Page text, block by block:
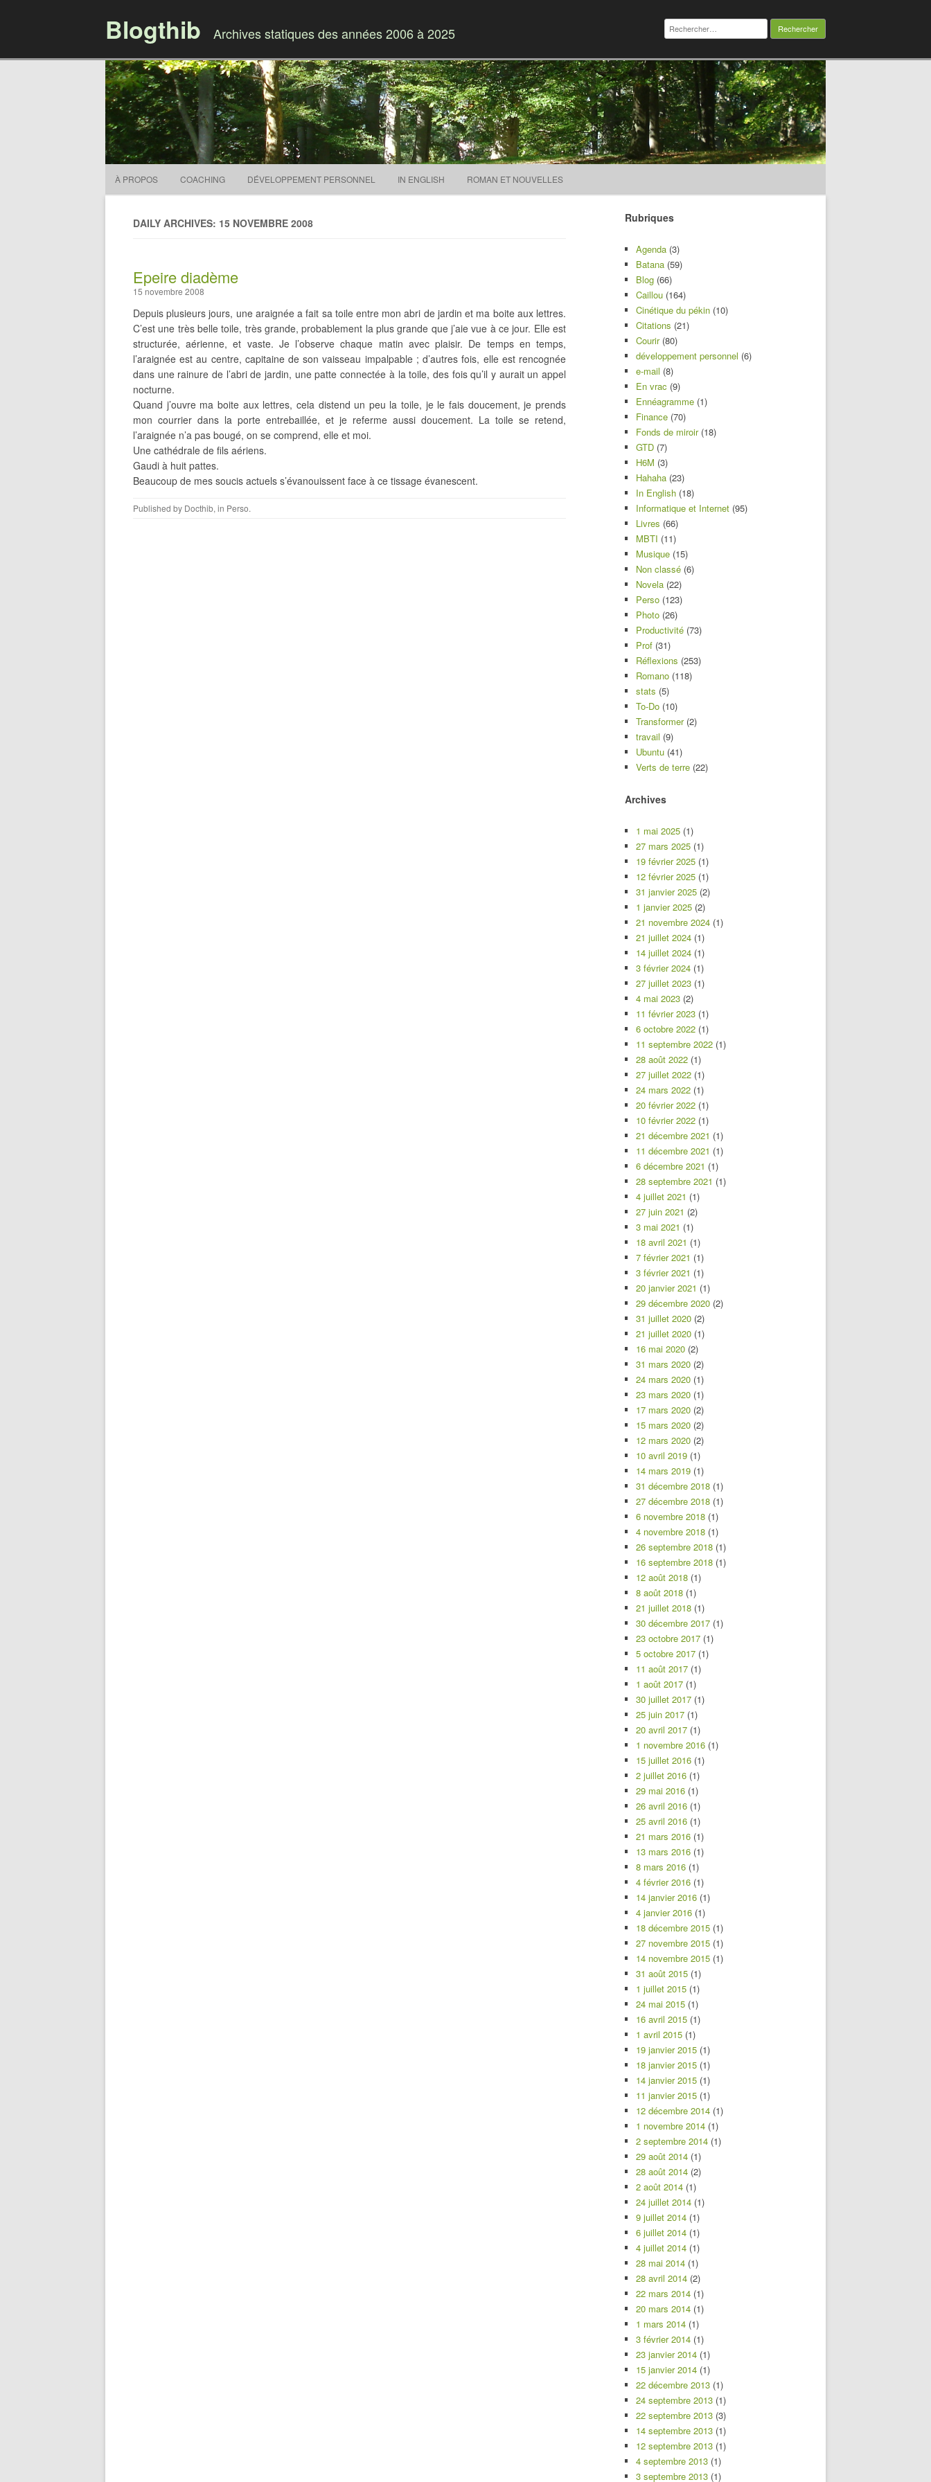
Blogthib Archives statiques des années 2006 à 2025
Rechercher :
À PROPOS COACHING DÉVELOPPEMENT PERSONNEL IN ENGLISH ROMAN ET NOUVELLES
DAILY ARCHIVES: 15 NOVEMBRE 2008
Epeire diadème
15 novembre 2008
Depuis plusieurs jours, une araignée a fait sa toile entre mon abri de jardin et ma boite aux lettres.
C’est une très belle toile, très grande, probablement la plus grande que j’aie vue à ce jour. Elle est
structurée, aérienne, et vaste. Je l’observe chaque matin avec plaisir. De temps en temps,
l’araignée est au centre, capitaine de son vaisseau impalpable ; d’autres fois, elle est rencognée
dans une rainure de l’abri de jardin, une patte connectée à la toile, des fois qu’il y aurait un appel
nocturne.
Quand j’ouvre ma boite aux lettres, cela distend un peu la toile, je le fais doucement, je prends
mon courrier dans la porte entrebaillée, et je referme aussi doucement. La toile se retend,
l’araignée n’a pas bougé, on se comprend, elle et moi.
Une cathédrale de fils aériens.
Gaudi à huit pattes.
Beaucoup de mes soucis actuels s’évanouissent face à ce tissage évanescent.
Published by Docthib, in Perso.
Rubriques
Agenda (3)
Batana (59)
Blog (66)
Caillou (164)
Cinétique du pékin (10)
Citations (21)
Courir(80)
développement personnel (6)
e-mail (8)
En vrac (9)
Ennéagramme (1)
Finance (70)
Fonds de miroir(18)
GTD (7)
H6M (3)
Hahaha (23)
In English (18)
Informatique et Internet (95)
Livres (66)
MBTI (11)
Musique (15)
Non classé (6)
Novela (22)
Perso (123)
Photo (26)
Productivité (73)
Prof (31)
Réflexions (253)
Romano (118)
stats (5)
To-Do (10)
Transformer(2)
travail (9)
Ubuntu (41)
Verts de terre (22)
Archives
1 mai 2025 (1)
27 mars 2025 (1)
19 février 2025 (1)
12 février 2025 (1)
31 janvier 2025 (2)
1 janvier 2025 (2)
21 novembre 2024 (1)
21 juillet 2024 (1)
14 juillet 2024 (1)
3 février 2024 (1)
27 juillet 2023 (1)
4 mai 2023 (2)
11 février 2023 (1)
6 octobre 2022 (1)
11 septembre 2022 (1)
28 août 2022 (1)
27 juillet 2022 (1)
24 mars 2022 (1)
20 février 2022 (1)
10 février 2022 (1)
21 décembre 2021 (1)
11 décembre 2021 (1)
6 décembre 2021 (1)
28 septembre 2021 (1)
4 juillet 2021 (1)
27 juin 2021 (2)
3 mai 2021 (1)
18 avril 2021 (1)
7 février 2021 (1)
3 février 2021 (1)
20 janvier 2021 (1)
29 décembre 2020 (2)
31 juillet 2020 (2)
21 juillet 2020 (1)
16 mai 2020 (2)
31 mars 2020 (2)
24 mars 2020 (1)
23 mars 2020 (1)
17 mars 2020 (2)
15 mars 2020 (2)
12 mars 2020 (2)
10 avril 2019 (1)
14 mars 2019 (1)
31 décembre 2018 (1)
27 décembre 2018 (1)
6 novembre 2018 (1)
4 novembre 2018 (1)
26 septembre 2018 (1)
16 septembre 2018 (1)
12 août 2018 (1)
8 août 2018 (1)
21 juillet 2018 (1)
30 décembre 2017 (1)
23 octobre 2017 (1)
5 octobre 2017 (1)
11 août 2017 (1)
1 août 2017 (1)
30 juillet 2017 (1)
25 juin 2017 (1)
20 avril 2017 (1)
1 novembre 2016 (1)
15 juillet 2016 (1)
2 juillet 2016 (1)
29 mai 2016 (1)
26 avril 2016 (1)
25 avril 2016 (1)
21 mars 2016 (1)
13 mars 2016 (1)
8 mars 2016 (1)
4 février 2016 (1)
14 janvier 2016 (1)
4 janvier 2016 (1)
18 décembre 2015 (1)
27 novembre 2015 (1)
14 novembre 2015 (1)
31 août 2015 (1)
1 juillet 2015 (1)
24 mai 2015 (1)
16 avril 2015 (1)
1 avril 2015 (1)
19 janvier 2015 (1)
18 janvier 2015 (1)
14 janvier 2015 (1)
11 janvier 2015 (1)
12 décembre 2014 (1)
1 novembre 2014 (1)
2 septembre 2014 (1)
29 août 2014 (1)
28 août 2014 (2)
2 août 2014 (1)
24 juillet 2014 (1)
9 juillet 2014 (1)
6 juillet 2014 (1)
4 juillet 2014 (1)
28 mai 2014 (1)
28 avril 2014 (2)
22 mars 2014 (1)
20 mars 2014 (1)
1 mars 2014 (1)
3 février 2014 (1)
23 janvier 2014 (1)
15 janvier 2014 (1)
22 décembre 2013 (1)
24 septembre 2013 (1)
22 septembre 2013 (3)
14 septembre 2013 (1)
12 septembre 2013 (1)
4 septembre 2013 (1)
3 septembre 2013 (1)